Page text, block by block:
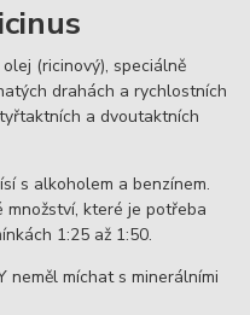
(ricinový), speciálně
drahách a rychlostních
a dvoutaktních
s alkoholem a benzínem.
množství, které je potřeba
1:25 až 1:50.
neměl míchat s minerálními